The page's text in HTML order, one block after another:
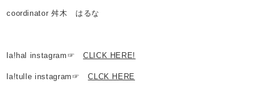
coordinator 舛木 はるな
la!hal instagram☞ CLICK HERE!
la!tulle instagram☞CLCK HERE